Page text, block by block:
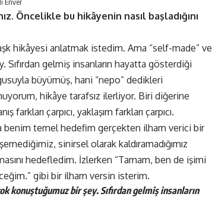
Öncelikle bu hikâyenin nasıl başladığını
hikâyesi anlatmak istedim. Ama “self-made” ve
gelmiş insanların hayatta gösterdiği
büyümüş, hani “nepo” dedikleri
hikâye tarafsız ilerliyor. Biri diğerine
çarpıcı, yaklaşım farkları çarpıcı.
benim temel hedefim gerçekten ilham verici bir
sinirsel olarak kaldıramadığımız
hedefledim. İzlerken “Tamam, ben de işimi
gibi bir ilham versin isterim.
konuştuğumuz bir şey. Sıfırdan gelmiş insanların